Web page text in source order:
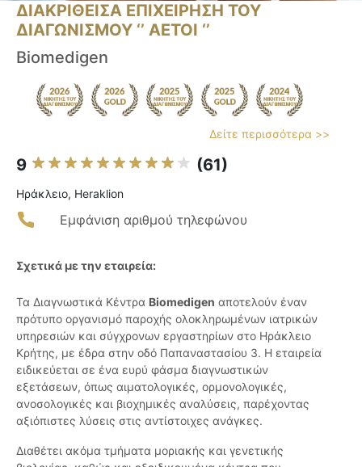
ΔΙΑΚΡΙΘΕΙΣΑ ΕΠΙΧΕΙΡΗΣΗ ΤΟΥ
ΔΙΑΓΩΝΙΣΜΟΥ ‘’ ΑΕΤΟΙ ‘’
Biomedigen
Δείτε περισσότερα >>
9 (61)
Ηράκλειο, Heraklion
Εμφάνιση αριθμού τηλεφώνου
Σχετικά με την εταιρεία:
Τα Διαγνωστικά Κέντρα Biomedigen αποτελούν έναν
πρότυπο οργανισμό παροχής ολοκληρωμένων ιατρικών
υπηρεσιών και σύγχρονων εργαστηρίων στο Ηράκλειο
Κρήτης, με έδρα στην οδό Παπαναστασίου 3. Η εταιρεία
ειδικεύεται σε ένα ευρύ φάσμα διαγνωστικών
εξετάσεων, όπως αιματολογικές, ορμονολογικές,
ανοσολογικές και βιοχημικές αναλύσεις, παρέχοντας
αξιόπιστες λύσεις στις αντίστοιχες ανάγκες.
Διαθέτει ακόμα τμήματα μοριακής και γενετικής